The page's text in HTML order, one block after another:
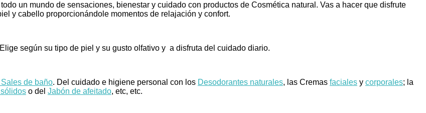
un mundo de sensaciones, bienestar y cuidado con productos de Cosmética natural. Vas a hacer que disfrute
y cabello proporcionándole momentos de relajación y confort.
según su tipo de piel y su gusto olfativo y a disfruta del cuidado diario.
de baño. Del cuidado e higiene personal con los Desodorantes naturales, las Cremas faciales y corporales; la
o del Jabón de afeitado, etc, etc.